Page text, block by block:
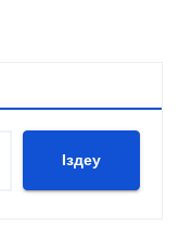
Іздеу